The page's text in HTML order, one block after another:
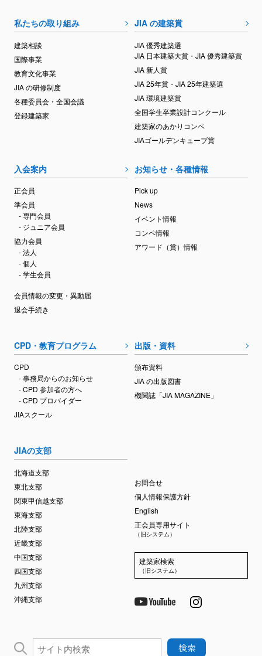
私たちの取り組み
建築相談
国際事業
教育文化事業
JIA の研修制度
各種委員会・全国会議
登録建築家
JIA の建築賞
JIA 優秀建築選
JIA 日本建築大賞・JIA 優秀建築賞
JIA 新人賞
JIA 25年賞・JIA 25年建築選
JIA 環境建築賞
全国学生卒業設計コンクール
建築家のあかりコンペ
JIAゴールデンキューブ賞
入会案内
正会員
準会員
- 専門会員
- ジュニア会員
協力会員
- 法人
- 個人
- 学生会員
会員情報の変更・異動届
退会手続き
お知らせ・各種情報
Pick up
News
イベント情報
コンペ情報
アワード（賞）情報
CPD・教育プログラム
CPD
- 事務局からのお知らせ
- CPD 参加者の方へ
- CPD プロバイダー
JIAスクール
出版・資料
頒布資料
JIA の出版図書
機関誌「JIA MAGAZINE」
JIAの支部
北海道支部
東北支部
関東甲信越支部
東海支部
北陸支部
近畿支部
中国支部
四国支部
九州支部
沖縄支部
お問合せ
個人情報保護方針
English
正会員専用サイト
（旧システム）
建築家検索
（旧システム）